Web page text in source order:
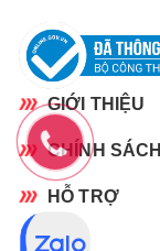
GIỚI THIỆU
CHÍNH SÁCH
HỖ TRỢ